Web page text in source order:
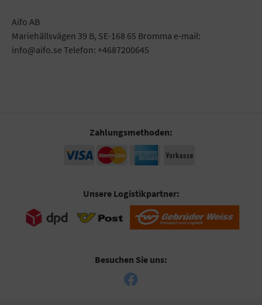
Aifo AB
Mariehällsvägen 39 B, SE-168 65 Bromma e-mail:
info@aifo.se Telefon: +4687200645
Zahlungsmethoden:
Unsere Logistikpartner:
Besuchen Sie uns: